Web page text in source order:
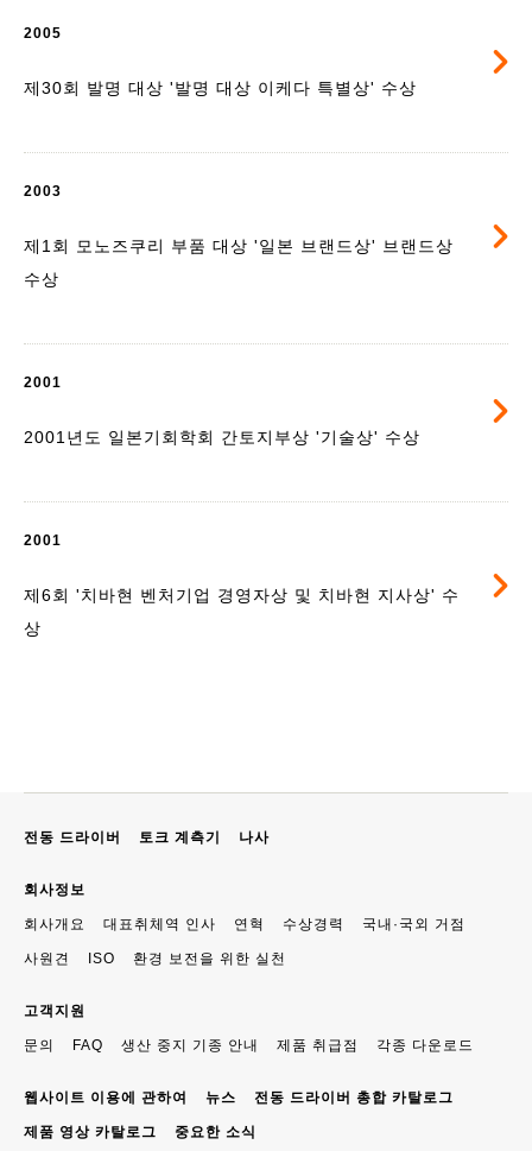
2005
제30회 발명 대상 '발명 대상 이케다 특별상' 수상
2003
제1회 모노즈쿠리 부품 대상 '일본 브랜드상' 브랜드상
수상
2001
2001년도 일본기회학회 간토지부상 '기술상' 수상
2001
제6회 '치바현 벤처기업 경영자상 및 치바현 지사상' 수
상
전동 드라이버 토크 계측기 나사
회사정보
회사개요 대표취체역 인사 연혁 수상경력 국내·국외 거점
사원견 ISO 환경 보전을 위한 실천
고객지원
문의 FAQ 생산 중지 기종 안내 제품 취급점 각종 다운로드
웹사이트 이용에 관하여 뉴스 전동 드라이버 총합 카탈로그
제품 영상 카탈로그 중요한 소식